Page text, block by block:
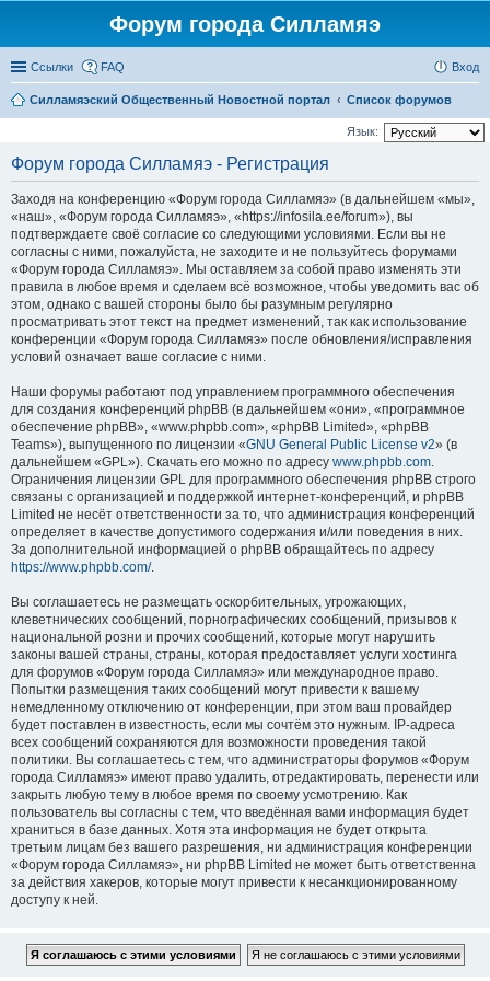
Форум города Силламяэ
Ссылки FAQ Вход
Силламяэский Общественный Новостной портал Список форумов
Язык:
Форум города Силламяэ - Регистрация
Заходя на конференцию «Форум города Силламяэ» (в дальнейшем «мы»,
«наш», «Форум города Силламяэ», «https://infosila.ee/forum»), вы
подтверждаете своё согласие со следующими условиями. Если вы не
согласны с ними, пожалуйста, не заходите и не пользуйтесь форумами
«Форум города Силламяэ». Мы оставляем за собой право изменять эти
правила в любое время и сделаем всё возможное, чтобы уведомить вас об
этом, однако с вашей стороны было бы разумным регулярно
просматривать этот текст на предмет изменений, так как использование
конференции «Форум города Силламяэ» после обновления/исправления
условий означает ваше согласие с ними.
Наши форумы работают под управлением программного обеспечения
для создания конференций phpBB (в дальнейшем «они», «программное
обеспечение phpBB», «www.phpbb.com», «phpBB Limited», «phpBB
Teams»), выпущенного по лицензии «GNU General Public License v2» (в
дальнейшем «GPL»). Скачать его можно по адресу www.phpbb.com.
Ограничения лицензии GPL для программного обеспечения phpBB строго
связаны с организацией и поддержкой интернет-конференций, и phpBB
Limited не несёт ответственности за то, что администрация конференций
определяет в качестве допустимого содержания и/или поведения в них.
За дополнительной информацией о phpBB обращайтесь по адресу
https://www.phpbb.com/.
Вы соглашаетесь не размещать оскорбительных, угрожающих,
клеветнических сообщений, порнографических сообщений, призывов к
национальной розни и прочих сообщений, которые могут нарушить
законы вашей страны, страны, которая предоставляет услуги хостинга
для форумов «Форум города Силламяэ» или международное право.
Попытки размещения таких сообщений могут привести к вашему
немедленному отключению от конференции, при этом ваш провайдер
будет поставлен в известность, если мы сочтём это нужным. IP-адреса
всех сообщений сохраняются для возможности проведения такой
политики. Вы соглашаетесь с тем, что администраторы форумов «Форум
города Силламяэ» имеют право удалить, отредактировать, перенести или
закрыть любую тему в любое время по своему усмотрению. Как
пользователь вы согласны с тем, что введённая вами информация будет
храниться в базе данных. Хотя эта информация не будет открыта
третьим лицам без вашего разрешения, ни администрация конференции
«Форум города Силламяэ», ни phpBB Limited не может быть ответственна
за действия хакеров, которые могут привести к несанкционированному
доступу к ней.